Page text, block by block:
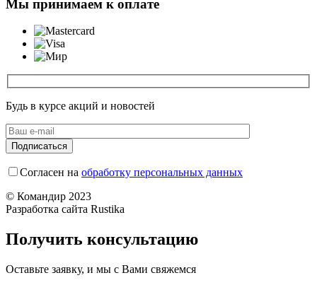
Мы принимаем к оплате
Будь в курсе акций и новостей
Согласен на обработку персональных данных
© Командир 2023
Разработка сайта Rustika
Получить консультацию
Оставьте заявку, и мы с Вами свяжемся